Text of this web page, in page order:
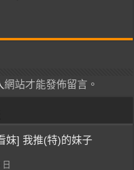
網站才能發佈留言。
妹] 我推(特)的妹子